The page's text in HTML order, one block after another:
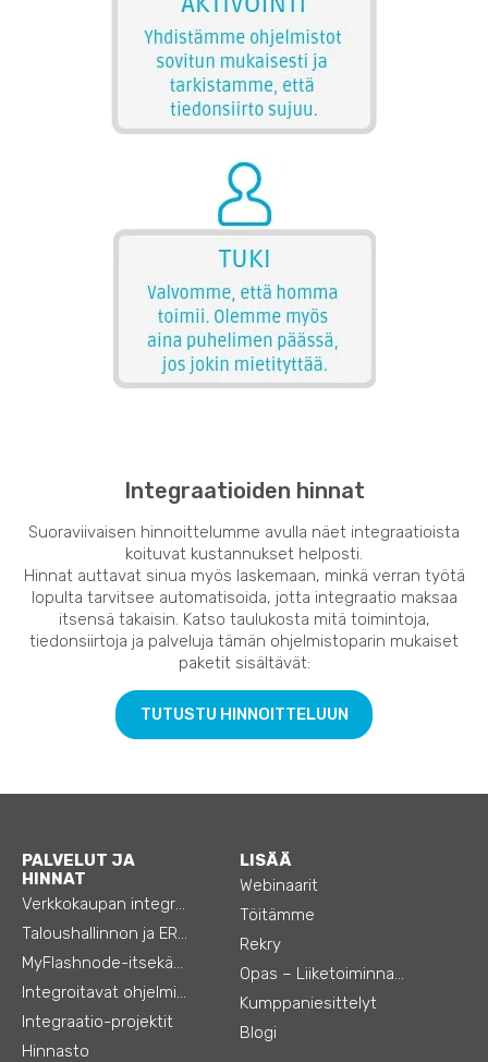
Integraatioiden hinnat
Suoraviivaisen hinnoittelumme avulla näet integraatioista
koituvat kustannukset helposti.
Hinnat auttavat sinua myös laskemaan, minkä verran työtä
lopulta tarvitsee automatisoida, jotta integraatio maksaa
itsensä takaisin. Katso taulukosta mitä toimintoja,
tiedonsiirtoja ja palveluja tämän ohjelmistoparin mukaiset
paketit sisältävät:
TUTUSTU HINNOITTELUUN
PALVELUT JA
HINNAT
Verkkokaupan integraatiot
Taloushallinnon ja ERP:n integraatiot
MyFlashnode-itsekäyttö-automaatio
Integroitavat ohjelmistot
Integraatio-projektit
Hinnasto
LISÄÄ
Webinaarit
Töitämme
Rekry
Opas – Liiketoiminnan tehostamiseen
Kumppaniesittelyt
Blogi